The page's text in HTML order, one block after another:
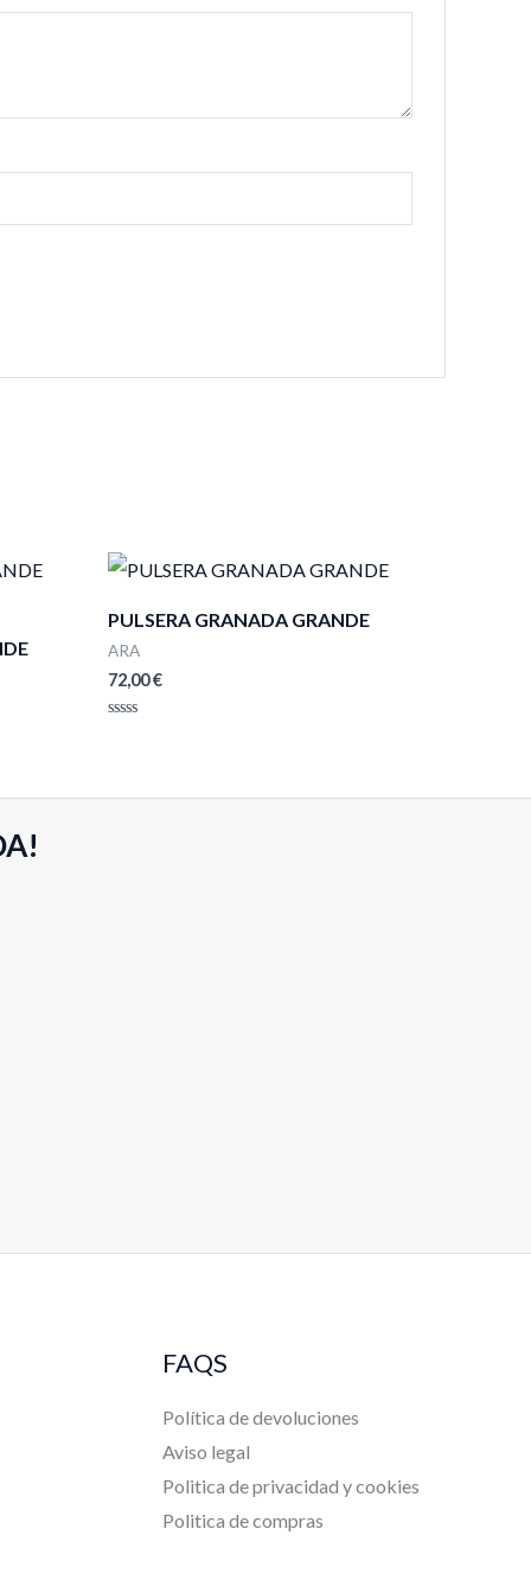
PULSERA GRANADA GRANDE
ARA
72,00€
FAQS
Política de devoluciones
Aviso legal
Politica de privacidad y cookies
Politica de compras